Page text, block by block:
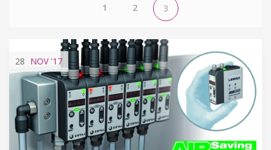
1 2 3
28 NOV'17